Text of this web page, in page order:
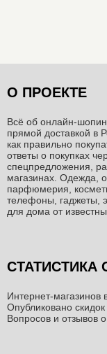
О ПРОЕКТЕ
Всё об онлайн-
прямой доставкой в
как правильно
ответы о покупках
спецпредложения,
магазинах. Одежда,
парфюмерия,
телефоны, гаджеты,
для дома от
СТАТИСТИКА
Интернет-магазинов
Опубликовано
Вопросов и отзывов